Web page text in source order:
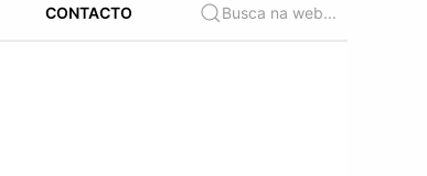
CONTACTO Busca na web...